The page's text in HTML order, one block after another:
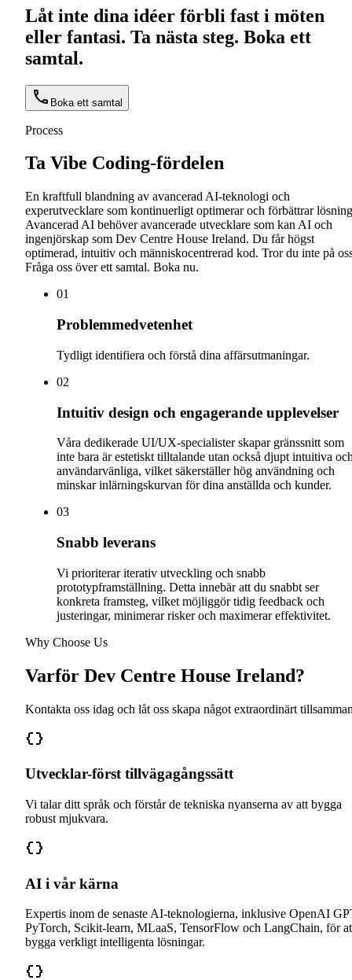
Låt inte dina idéer förbli fast i möten
eller fantasi. Ta nästa steg. Boka ett
samtal.
Boka ett samtal
Process
Ta Vibe Coding-fördelen
En kraftfull blandning av avancerad AI-teknologi och
experutvecklare som kontinuerligt optimerar och förbättrar
Avancerad AI behöver avancerade utvecklare som kan AI och
ingenjörskap som Dev Centre House Ireland. Du får högst
optimerad, intuitiv och människocentrerad kod. Tror du inte på
Fråga oss över ett samtal. Boka nu.
01
Problemmedvetenhet
Tydligt identifiera och förstå dina affärsutmaningar.
02
Intuitiv design och engagerande upplevelser
Våra dedikerade UI/UX-specialister skapar gränssnitt som
inte bara är estetiskt tilltalande utan också djupt intuitiva
användarvänliga, vilket säkerställer hög användning och
minskar inlärningskurvan för dina anställda och kunder.
03
Snabb leverans
Vi prioriterar iterativ utveckling och snabb
prototypframställning. Detta innebär att du snabbt ser
konkreta framsteg, vilket möjliggör tidig feedback och
justeringar, minimerar risker och maximerar effektivitet.
Why Choose Us
Varför Dev Centre House Ireland?
Kontakta oss idag och låt oss skapa något extraordinärt
Utvecklar-först tillvägagångssätt
Vi talar ditt språk och förstår de tekniska nyanserna av att bygga
robust mjukvara.
AI i vår kärna
Expertis inom de senaste AI-teknologierna, inklusive OpenAI
PyTorch, Scikit-learn, MLaaS, TensorFlow och LangChain, för
bygga verkligt intelligenta lösningar.